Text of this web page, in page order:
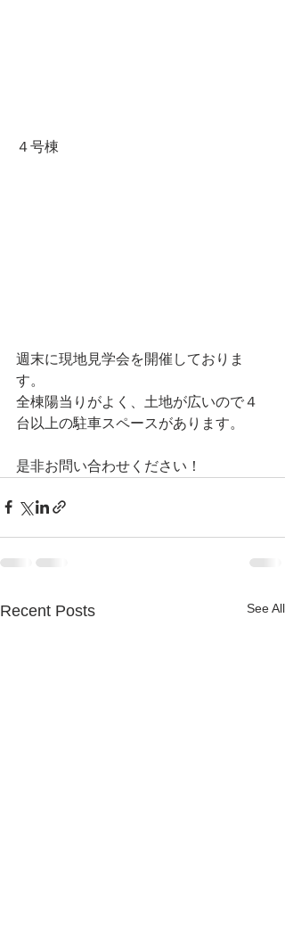
４号棟
週末に現地見学会を開催しておりま
す。
全棟陽当りがよく、土地が広いので４
台以上の駐車スペースがあります。
是非お問い合わせください！
Recent Posts See All